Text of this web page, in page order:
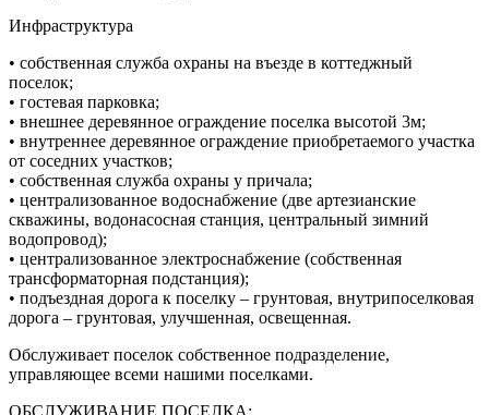
Инфраструктура
• собственная служба охраны на въезде в коттеджный
поселок;
• гостевая парковка;
• внешнее деревянное ограждение поселка высотой 3м;
• внутреннее деревянное ограждение приобретаемого участка
от соседних участков;
• собственная служба охраны у причала;
• централизованное водоснабжение (две артезианские
скважины, водонасосная станция, центральный зимний
водопровод);
• централизованное электроснабжение (собственная
трансформаторная подстанция);
• подъездная дорога к поселку – грунтовая, внутрипоселковая
дорога – грунтовая, улучшенная, освещенная.
Обслуживает поселок собственное подразделение,
управляющее всеми нашими поселками.